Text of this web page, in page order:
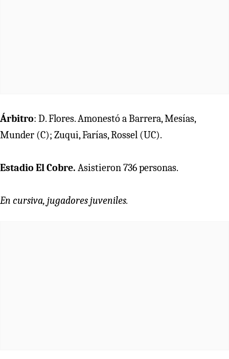
Árbitro: D. Flores. Amonestó a Barrera, Mesías,
Munder (C); Zuqui, Farías, Rossel (UC).
Estadio El Cobre. Asistieron 736 personas.
En cursiva, jugadores juveniles.